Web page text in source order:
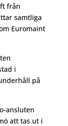
från
samtliga
Euromaint
i
på
ansluten
att tas ut i